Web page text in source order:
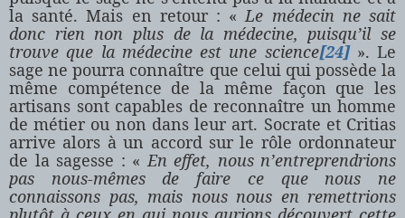
la santé. Mais en retour : « Le médecin ne sait
donc rien non plus de la médecine, puisqu’il se
trouve que la médecine est une science[24]». Le
sage ne pourra connaître que celui qui possède la
même compétence de la même façon que les
artisans sont capables de reconnaître un homme
de métier ou non dans leur art. Socrate et Critias
arrive alors à un accord sur le rôle ordonnateur
de la sagesse : « En effet, nous n’entreprendrions
pas nous-mêmes de faire ce que nous ne
connaissons pas, mais nous nous en remettrions